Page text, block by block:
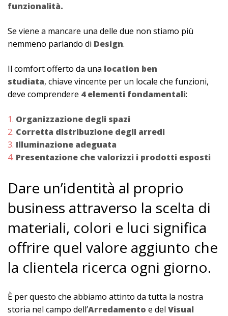
funzionalità.
Se viene a mancare una delle due non stiamo più
nemmeno parlando di Design.
Il comfort offerto da una location ben
studiata, chiave vincente per un locale che funzioni,
deve comprendere 4 elementi fondamentali:
Organizzazione degli spazi
Corretta distribuzione degli arredi
Illuminazione adeguata
Presentazione che valorizzi i prodotti esposti
Dare un’identità al proprio
business attraverso la scelta di
materiali, colori e luci significa
offrire quel valore aggiunto che
la clientela ricerca ogni giorno.
È per questo che abbiamo attinto da tutta la nostra
storia nel campo dell’Arredamento e del Visual